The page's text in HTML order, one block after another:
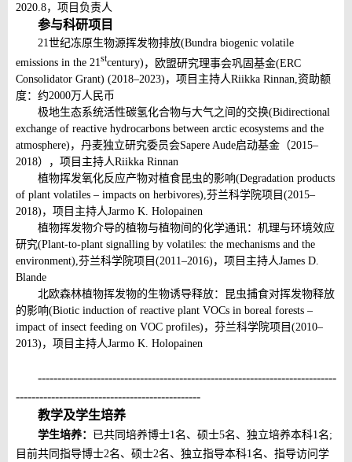
2020.8，项目负责人
参与科研项目
21世纪冻原生物源挥发物排放(Bundra biogenic volatile
emissions in the 21stcentury) ，欧盟研究理事会巩固基金(ERC
Consolidator Grant) (2018–2023) ，项目主持人Riikka Rinnan,资助额
度：约2000万人民币
极地生态系统活性碳氢化合物与大气之间的交换(Bidirectional
exchange of reactive hydrocarbons between arctic ecosystems and the
atmosphere) ，丹麦独立研究委员会Sapere Aude启动基金 （2015–
2018），项目主持人Riikka Rinnan
植物挥发氧化反应产物对植食昆虫的影响(Degradation products
of plant volatiles – impacts on herbivores),芬兰科学院项目 (2015–
2018) ，项目主持人Jarmo K. Holopainen
植物挥发物介导的植物与植物间的化学通讯：机理与环境效应
研究(Plant-to-plant signalling by volatiles: the mechanisms and the
environment),芬兰科学院项目 (2011–2016) ，项目主持人James D.
Blande
北欧森林植物挥发物的生物诱导释放：昆虫捕食对挥发物释放
的影响(Biotic induction of reactive plant VOCs in boreal forests –
impact of insect feeding on VOC profiles) ，芬兰科学院项目 (2010–
2013) ，项目主持人Jarmo K. Holopainen
----------------------------------------------------------------------------
-----------------------------------------------
教学及学生培养
学生培养： 已共同培养博士1名、硕士5名、独立培养本科1名 ;
目前共同指导博士2名、硕士2名、独立指导本科1名、指导访问学